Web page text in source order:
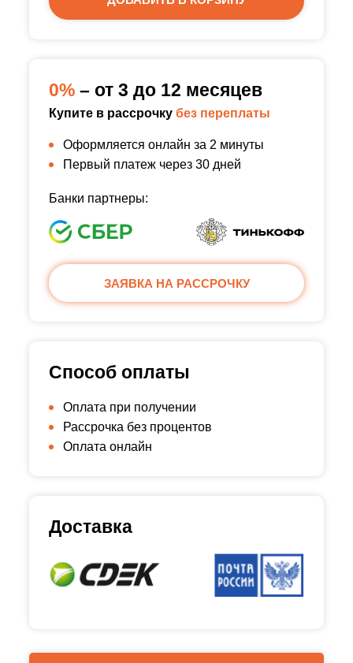
0% – от 3 до 12 месяцев
Купите в рассрочку без переплаты
Оформляется онлайн за 2 минуты
Первый платеж через 30 дней
Банки партнеры:
ЗАЯВКА НА РАССРОЧКУ
Способ оплаты
Оплата при получении
Рассрочка без процентов
Оплата онлайн
Доставка